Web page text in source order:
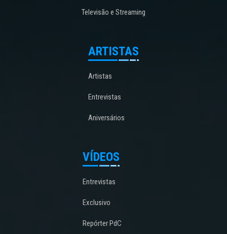
Televisão e Streaming
ARTISTAS
Artistas
Entrevistas
Aniversários
VÍDEOS
Entrevistas
Exclusivo
Repórter PdC